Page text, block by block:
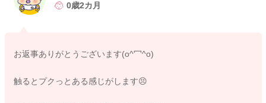
0歳2カ月
お返事ありがとうございます(o^冖^o)
触るとプクっとある感じがします😣